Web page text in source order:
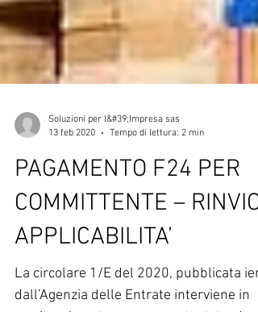
13 feb 2020
Tempo di lettura: 2 min
PAGAMENTO F24 PER
COMMITTENTE – RINVIO
APPLICABILITA’
La circolare 1/E del 2020, pubblicata ieri